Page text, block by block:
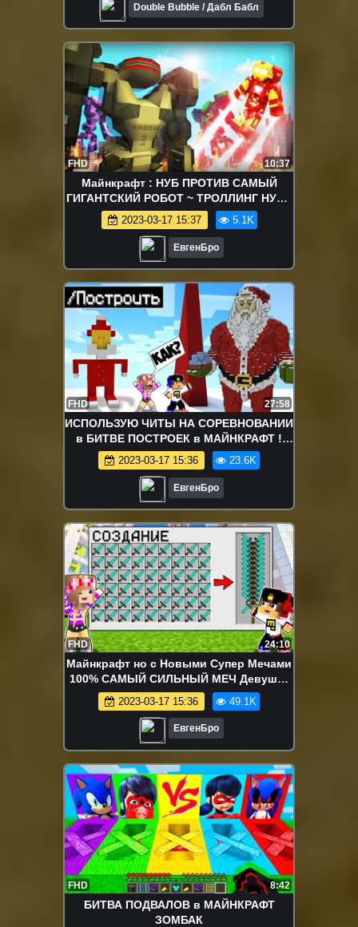
Double Bubble / Дабл Бабл
FHD 10:37
Майнкрафт : НУБ ПРОТИВ САМЫЙ
ГИГАНТСКИЙ РОБОТ ~ ТРОЛЛИНГ НУБА
И ЗАЩИТА ОТ НУБА / НУБИК
MINECRAFT
2023-03-17 15:37 5.1K
ЕвгенБро
FHD 27:58
ИСПОЛЬЗУЮ ЧИТЫ НА СОРЕВНОВАНИИ
в БИТВЕ ПОСТРОЕК в МАЙНКРАФТ !
ДЕВУШКА ВИДЕО ТРОЛЛИНГ
MINECRAFT
2023-03-17 15:36 23.6K
ЕвгенБро
FHD 24:10
Майнкрафт но с Новыми Супер Мечами
100% САМЫЙ СИЛЬНЫЙ МЕЧ Девушка
НУБ И ПРО Видео Троллинг Minecraft
2023-03-17 15:36 49.1K
ЕвгенБро
FHD 8:42
БИТВА ПОДВАЛОВ в МАЙНКРАФТ
ЗОМБАК